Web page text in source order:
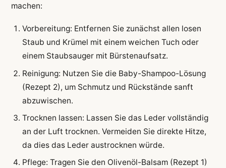
machen:
Vorbereitung: Entfernen Sie zunächst allen losen
Staub und Krümel mit einem weichen Tuch oder
einem Staubsauger mit Bürstenaufsatz.
Reinigung: Nutzen Sie die Baby-Shampoo-Lösung
(Rezept 2), um Schmutz und Rückstände sanft
abzuwischen.
Trocknen lassen: Lassen Sie das Leder vollständig
an der Luft trocknen. Vermeiden Sie direkte Hitze,
da dies das Leder austrocknen würde.
Pflege: Tragen Sie den Olivenöl-Balsam (Rezept 1)